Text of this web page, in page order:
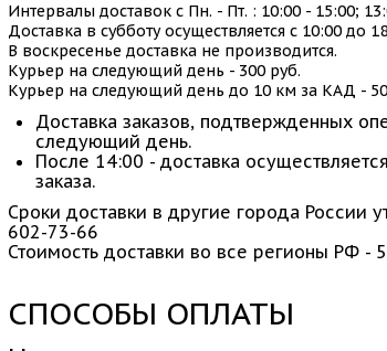
Интервалы доставок с Пн. - Пт. : 10:00 - 15:00;
Доставка в субботу осуществляется с 10:00 до
В воскресенье доставка не производится.
Курьер на следующий день - 300 руб.
Курьер на следующий день до 10 км за КАД -
Доставка заказов, подтвержденных
следующий день.
После 14:00 - доставка
заказа.
Сроки доставки в другие города России
602-73-66
Стоимость доставки во все регионы РФ -
СПОСОБЫ ОПЛАТЫ